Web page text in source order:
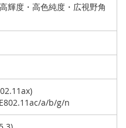
輝度・高色純度・広視野角
a/b/g/n